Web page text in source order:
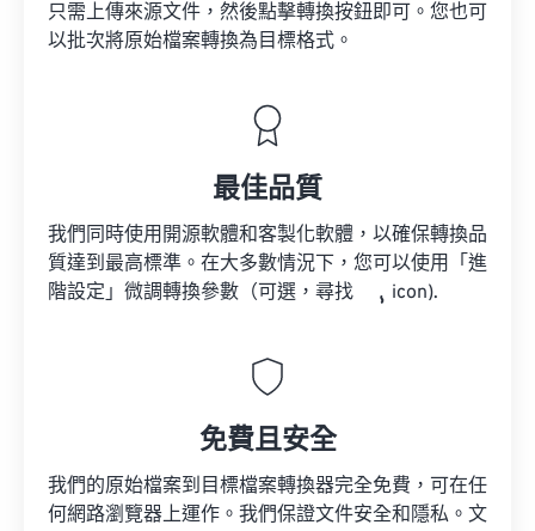
只需上傳來源文件，然後點擊轉換按鈕即可。您也可
以批次將原始檔案轉換為目標格式。
最佳品質
我們同時使用開源軟體和客製化軟體，以確保轉換品
質達到最高標準。在大多數情況下，您可以使用「進
階設定」微調轉換參數（可選，尋找
icon).
免費且安全
我們的原始檔案到目標檔案轉換器完全免費，可在任
何網路瀏覽器上運作。我們保證文件安全和隱私。文